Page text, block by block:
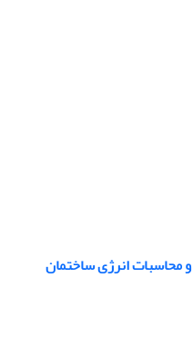
محاسبات انرژی ساختمان